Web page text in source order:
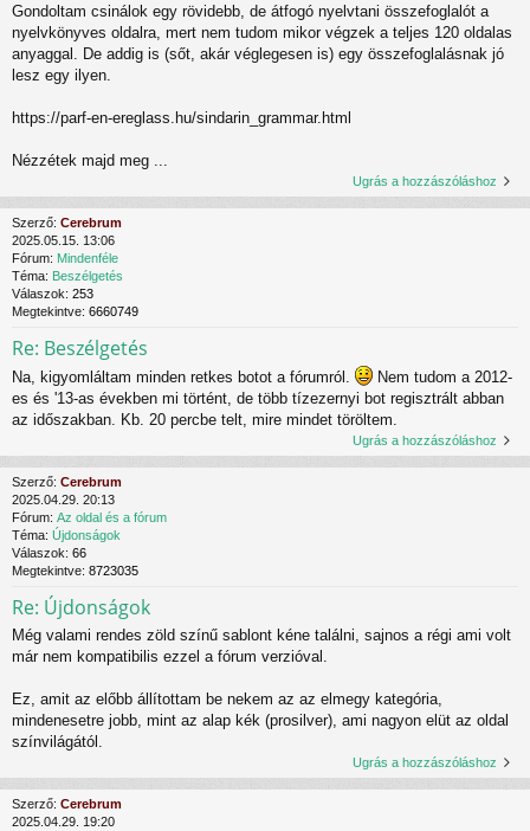
Gondoltam csinálok egy rövidebb, de átfogó nyelvtani összefoglalót a
nyelvkönyves oldalra, mert nem tudom mikor végzek a teljes 120 oldalas
anyaggal. De addig is (sőt, akár véglegesen is) egy összefoglalásnak jó
lesz egy ilyen.
https://parf-en-ereglass.hu/sindarin_grammar.html
Nézzétek majd meg ...
Ugrás a hozzászóláshoz
Szerző: Cerebrum
2025.05.15. 13:06
Fórum: Mindenféle
Téma: Beszélgetés
Válaszok: 253
Megtekintve: 6660749
Re: Beszélgetés
Na, kigyomláltam minden retkes botot a fórumról.
Nem tudom a 2012-
es és '13-as években mi történt, de több tízezernyi bot regisztrált abban
az időszakban. Kb. 20 percbe telt, mire mindet töröltem.
Ugrás a hozzászóláshoz
Szerző: Cerebrum
2025.04.29. 20:13
Fórum: Az oldal és a fórum
Téma: Újdonságok
Válaszok: 66
Megtekintve: 8723035
Re: Újdonságok
Még valami rendes zöld színű sablont kéne találni, sajnos a régi ami volt
már nem kompatibilis ezzel a fórum verzióval.
Ez, amit az előbb állítottam be nekem az az elmegy kategória,
mindenesetre jobb, mint az alap kék (prosilver), ami nagyon elüt az oldal
színvilágától.
Ugrás a hozzászóláshoz
Szerző: Cerebrum
2025.04.29. 19:20